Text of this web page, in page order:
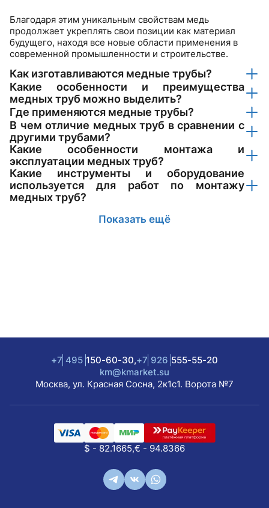
Благодаря этим уникальным свойствам медь
продолжает укреплять свои позиции как материал
будущего, находя все новые области применения в
современной промышленности и строительстве.
Как изготавливаются медные трубы?
Какие особенности и преимущества
медных труб можно выделить?
Где применяются медные трубы?
В чем отличие медных труб в сравнении с
другими трубами?
Какие особенности монтажа и
эксплуатации медных труб?
Какие инструменты и оборудование
используется для работ по монтажу
медных труб?
Показать ещё
+7 495 150-60-30,+7 926 555-55-20
km@kmarket.su
Москва, ул. Красная Сосна, 2к1с1. Ворота №7
$ - 82.1665,€ - 94.8366